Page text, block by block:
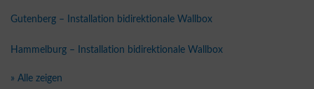
Gutenberg – Installation bidirektionale Wallbox
Hammelburg – Installation bidirektionale Wallbox
» Alle zeigen